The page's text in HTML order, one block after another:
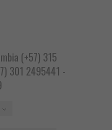
(+57) 315
301 2495441 -